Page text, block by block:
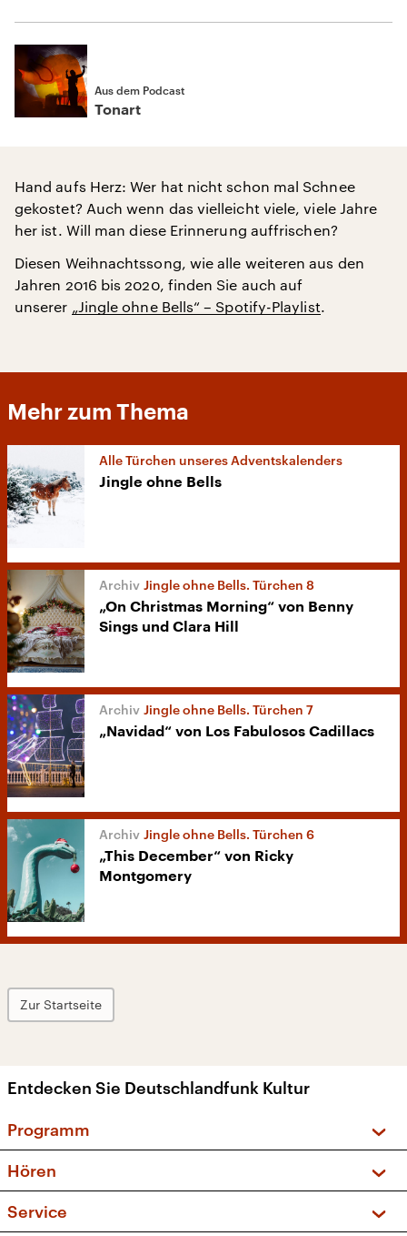
Aus dem Podcast
Tonart
Hand aufs Herz: Wer hat nicht schon mal Schnee
gekostet? Auch wenn das vielleicht viele, viele Jahre
her ist. Will man diese Erinnerung auffrischen?
Diesen Weihnachtssong, wie alle weiteren aus den
Jahren 2016 bis 2020, finden Sie auch auf
unserer „Jingle ohne Bells“ – Spotify-Playlist.
Mehr zum Thema
Alle Türchen unseres Adventskalenders
Jingle ohne Bells
Jingle ohne Bells. Türchen 8
„On Christmas Morning“ von Benny
Sings und Clara Hill
Jingle ohne Bells. Türchen 7
„Navidad“ von Los Fabulosos Cadillacs
Jingle ohne Bells. Türchen 6
„This December“ von Ricky
Montgomery
Zur Startseite
Entdecken Sie Deutschlandfunk Kultur
Programm
Sendungen und Podcasts
Musikliste
Hören
Service